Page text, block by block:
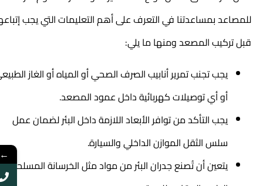
للمصاعد بمساعدتنا في التعرف على أهم التعليمات التي يجب إتباعها
قبل تركيب المصعد ومنها ما يلي:
يجب تجنب تمرير أنابيب الصرف الصحي أو المياه أو الغاز الطبيعي
أو أي توصيلات كهربائية داخل عمود المصعد.
يجب التأكد من توافر الأبعاد اللازمة داخل البئر لضمان عمل
سلس الثقل الموازن الداخلي والسيارة.
يتعين أن تُصنع جدران البئر من مواد مثل الخرسانة المسلحة أو
←